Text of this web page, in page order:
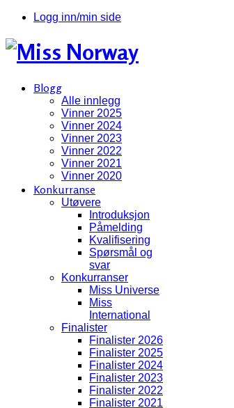
Logg inn/min side
Blogg
Alle innlegg
Vinner 2025
Vinner 2024
Vinner 2023
Vinner 2022
Vinner 2021
Vinner 2020
Konkurranse
Utøvere
Introduksjon
Påmelding
Kvalifisering
Spørsmål og
svar
Konkurranser
Miss Universe
Miss
International
Finalister
Finalister 2026
Finalister 2025
Finalister 2024
Finalister 2023
Finalister 2022
Finalister 2021